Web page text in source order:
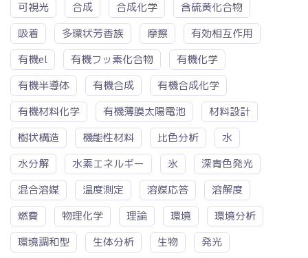
可視光
合成 合成化学
含硫黄化合物
吸着
多環状芳香族 摩擦
有効相互作用
有機el
有機フッ素化合物
有機化学
有機半導体
有機合成
有機合成化学
有機材料化学
有機薄膜太陽電池
材料設計
樹状構造
機能性材料 比色分析
水
水分解
水素エネルギー 氷
深青色発光
混合溶媒
温度測定 溶媒応答
溶解度
燃費
物理化学 理論 環境
環境分析
環境調和型
生体分析 生物
発光